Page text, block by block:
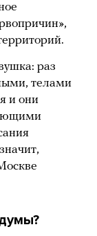
раз
телами
и они